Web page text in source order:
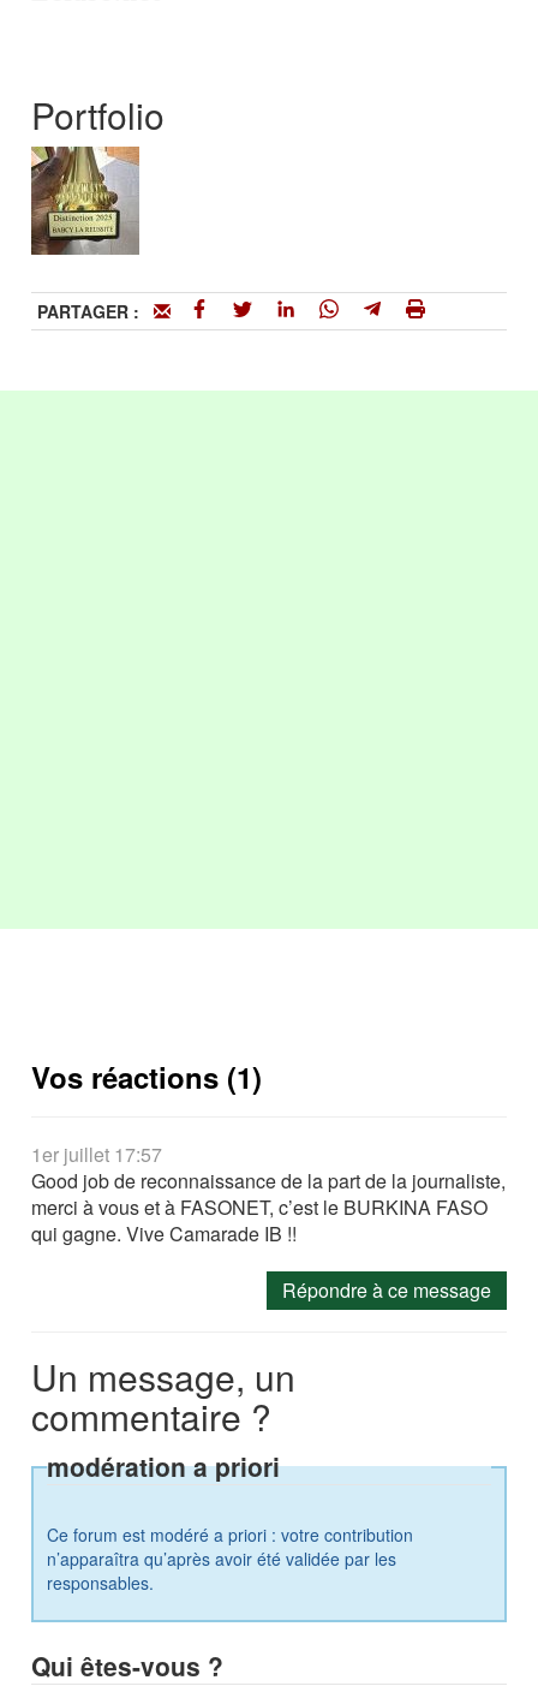
Portfolio
PARTAGER :
Vos réactions (1)
1er juillet 17:57
Good job de reconnaissance de la part de la journaliste,
merci à vous et à FASONET, c’est le BURKINA FASO
qui gagne. Vive Camarade IB !!
Répondre à ce message
Un message, un
commentaire ?
modération a priori
Ce forum est modéré a priori : votre contribution
n’apparaîtra qu’après avoir été validée par les
responsables.
Qui êtes-vous ?